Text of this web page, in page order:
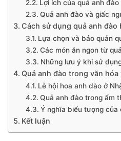
Lợi ích của quả anh
Quả anh đào và giấc
Cách sử dụng quả anh đào
Lựa chọn và bảo quản
Các món ăn ngon từ quả
Những lưu ý khi sử
Quả anh đào trong văn hóa
Lễ hội hoa anh đào ở
Quả anh đào trong ẩm
Ý nghĩa biểu tượng của
Kết luận